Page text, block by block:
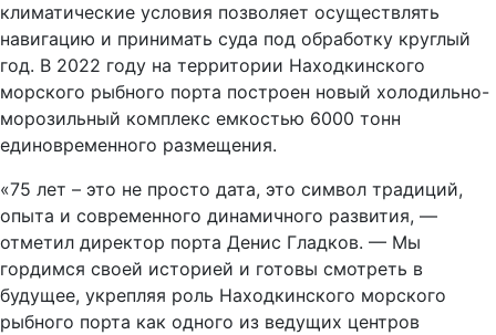
климатические условия позволяет осуществлять
навигацию и принимать суда под обработку круглый
год. В 2022 году на территории Находкинского
морского рыбного порта построен новый холодильно-
морозильный комплекс емкостью 6000 тонн
единовременного размещения.
«75 лет – это не просто дата, это символ традиций,
опыта и современного динамичного развития, —
отметил директор порта Денис Гладков. — Мы
гордимся своей историей и готовы смотреть в
будущее, укрепляя роль Находкинского морского
рыбного порта как одного из ведущих центров